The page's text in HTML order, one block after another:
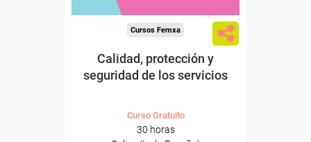
Cursos Femxa
Calidad, protección y
seguridad de los servicios
Curso Gratuito
30 horas